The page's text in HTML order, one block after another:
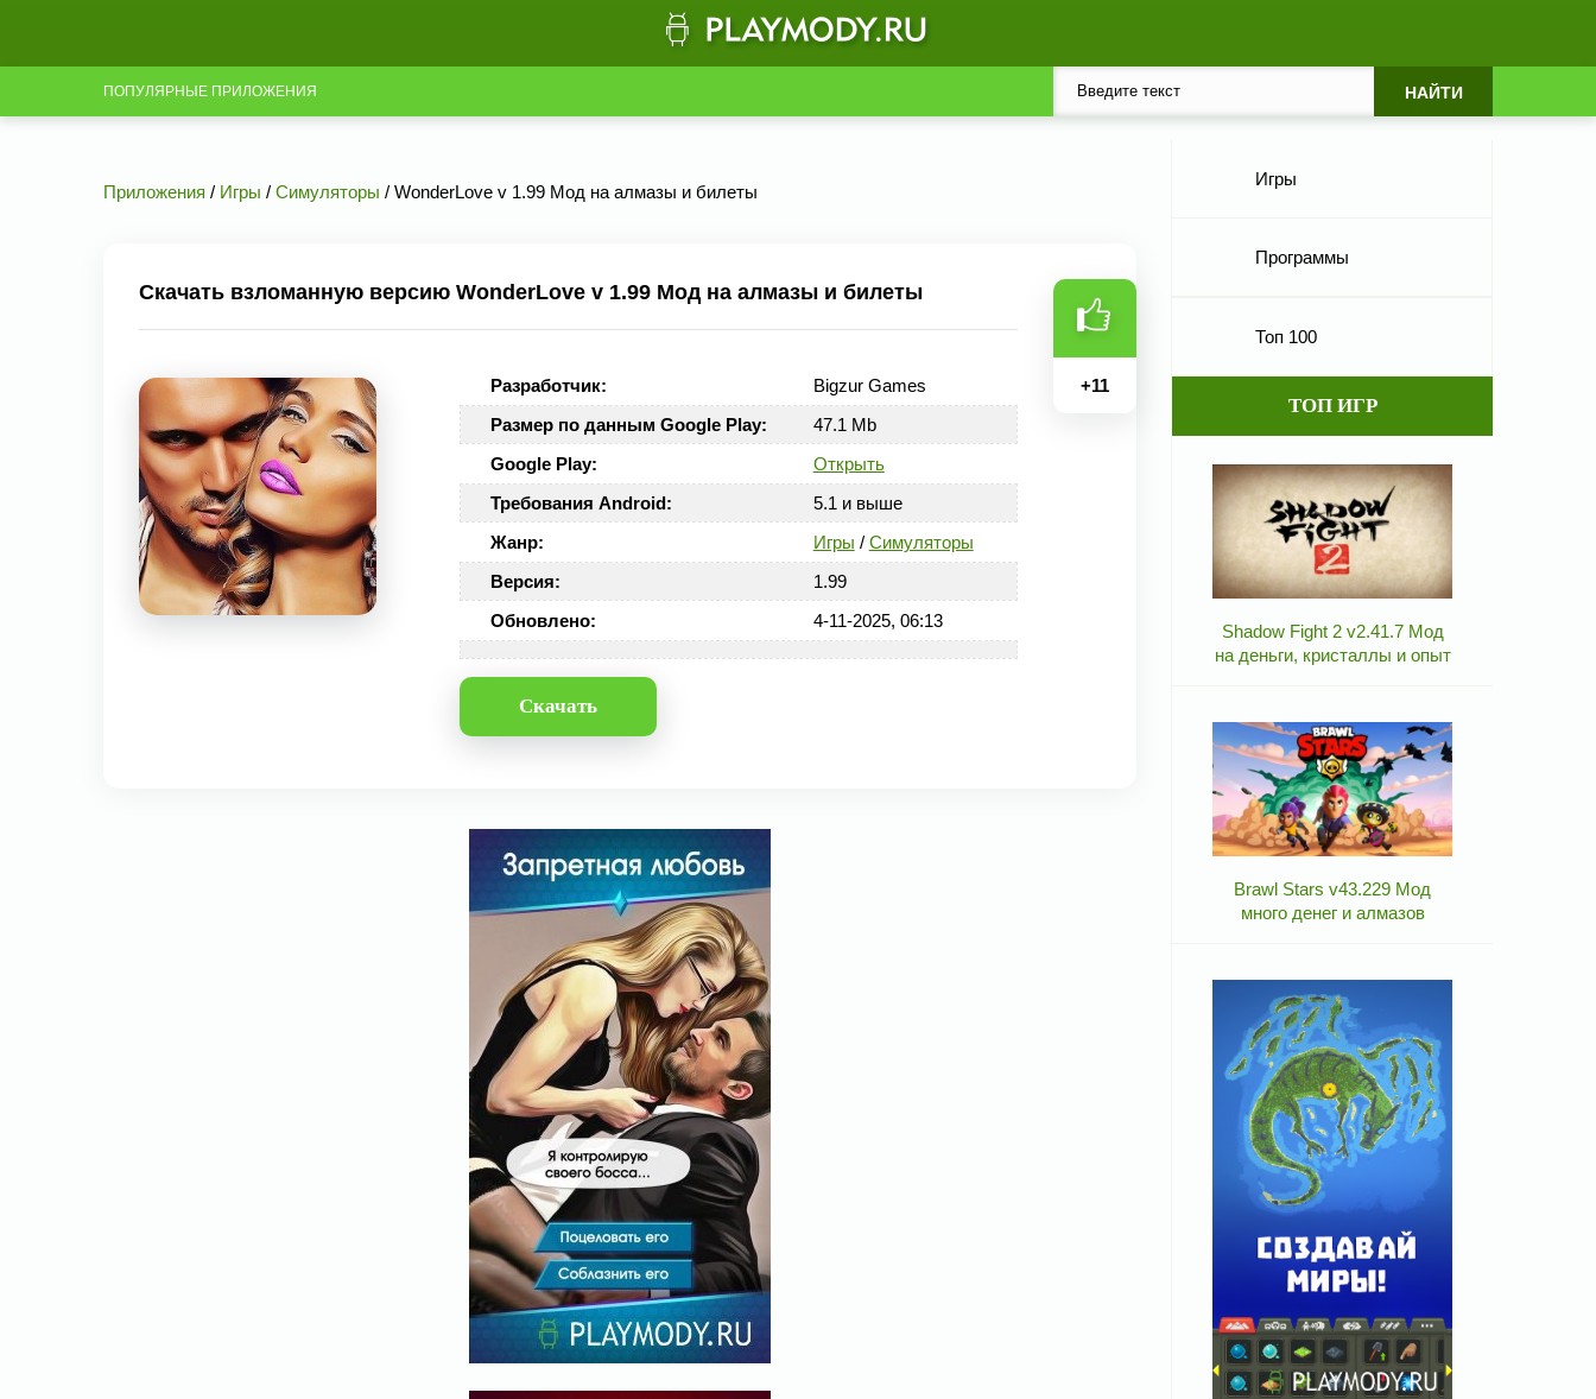
ПОПУЛЯРНЫЕ ПРИЛОЖЕНИЯ
Приложения / Игры / Симуляторы / WonderLove v 1.99 Мод на алмазы и билеты
Скачать взломанную версию WonderLove v 1.99 Мод на алмазы и билеты
Разработчик:
Bigzur Games
Размер по данным Google Play:
47.1 Mb
Google Play:
Открыть
Требования Android:
5.1 и выше
Жанр:
Игры / Симуляторы
Версия:
1.99
Обновлено:
4-11-2025, 06:13
Скачать
+11
Игры
Программы
Топ 100
ТОП ИГР
Shadow Fight 2 v2.41.7 Мод
на деньги, кристаллы и опыт
Brawl Stars v43.229 Мод
много денег и алмазов